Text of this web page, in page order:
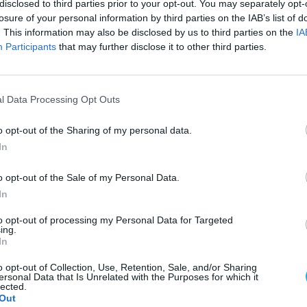
to third parties prior to your opt-out. You may separately
of your personal information by third parties on the IAB’s list of
This information may also be disclosed by us to third parties on the
Participants that may further disclose it to other third parties.
Data Processing Opt Outs
opt-out of the Sharing of my personal data.
opt-out of the Sale of my Personal Data.
opt-out of processing my Personal Data for Targeted
opt-out of Collection, Use, Retention, Sale, and/or Sharing
Data that Is Unrelated with the Purposes for which it
nyitóvideó
Felkerült az internetre a Gran
Turismo 6 nyitóvideója. A játék
december 6-án, vagyis holnap
jelenik meg.
6
még
Megjelentek az interneten a Gran
megtudtuk, milyen jutalmakat
kaphatunk.
a
Ha minden jól megy, akkor